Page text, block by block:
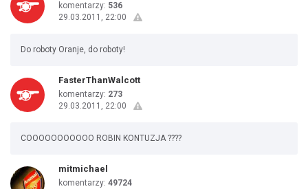
komentarzy: 536
29.03.2011, 22:00
Do roboty Oranje, do roboty!
FasterThanWalcott
komentarzy: 273
29.03.2011, 22:00
COOOOOOOOOOO ROBIN KONTUZJA ????
mitmichael
komentarzy: 49724